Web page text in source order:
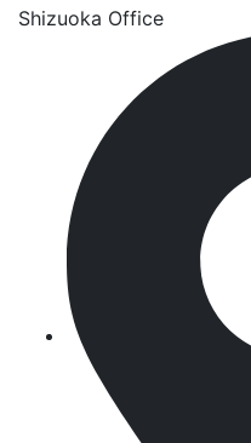
Shizuoka Office